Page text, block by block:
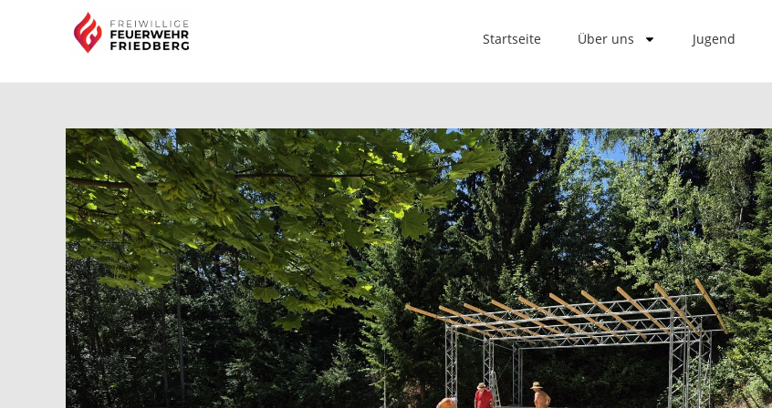
Startseite Über uns Jugend